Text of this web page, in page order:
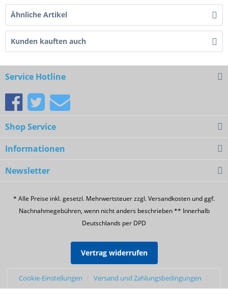
Ähnliche Artikel
Kunden kauften auch
Service Hotline
Shop Service
Informationen
Newsletter
* Alle Preise inkl. gesetzl. Mehrwertsteuer zzgl. Versandkosten und ggf.
Nachnahmegebühren, wenn nicht anders beschrieben ** Innerhalb
Deutschlands per DPD
Vertrag widerrufen
Cookie-Einstellungen
Versand und Zahlungsbedingungen